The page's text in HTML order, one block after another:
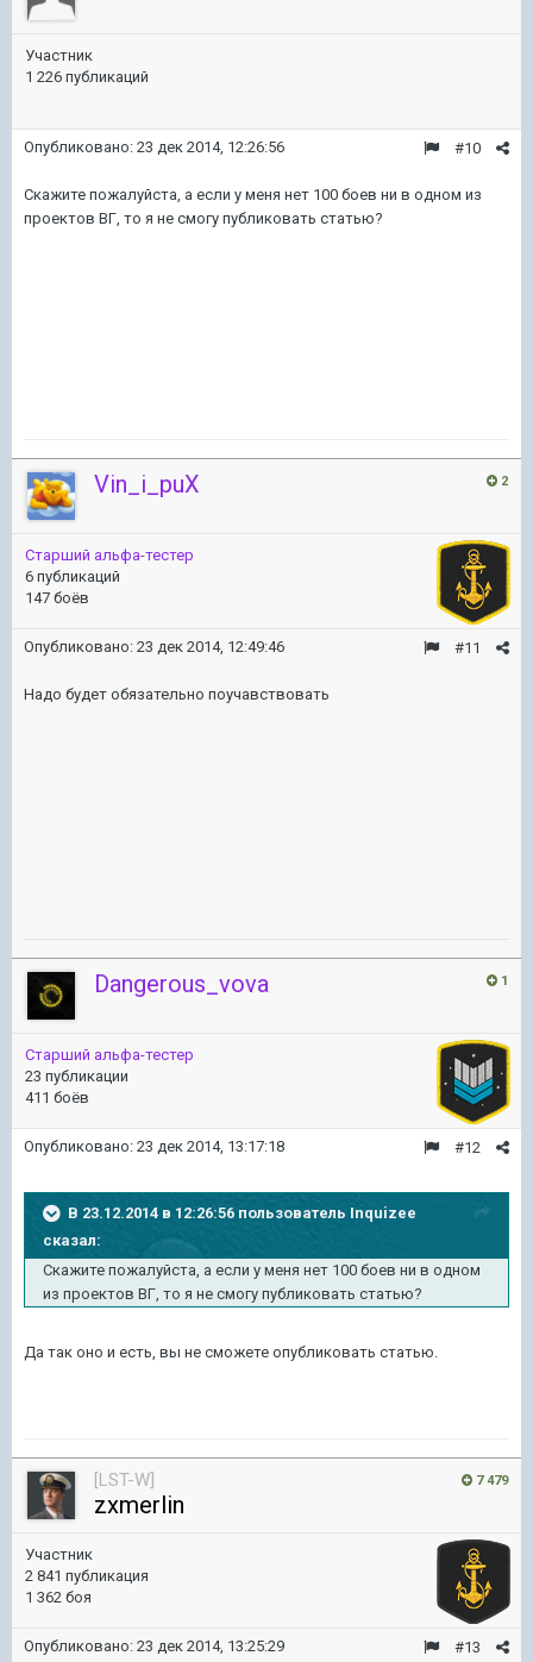
Участник
1 226 публикаций
#10
Опубликовано: 23 дек 2014, 12:26:56
Скажите пожалуйста, а если у меня нет 100 боев ни в одном из
проектов ВГ, то я не смогу публиковать статью?
2
Vin_i_puX
Старший альфа-тестер
6 публикаций
147 боёв
#11
Опубликовано: 23 дек 2014, 12:49:46
Надо будет обязательно поучавствовать
1
Dangerous_vova
Старший альфа-тестер
23 публикации
411 боёв
#12
Опубликовано: 23 дек 2014, 13:17:18
В 23.12.2014 в 12:26:56 пользователь Inquizee
сказал:
Скажите пожалуйста, а если у меня нет 100 боев ни в одном
из проектов ВГ, то я не смогу публиковать статью?
Да так оно и есть, вы не сможете опубликовать статью.
7 479
[LST-W]
zxmerlin
Участник
2 841 публикация
1 362 боя
#13
Опубликовано: 23 дек 2014, 13:25:29